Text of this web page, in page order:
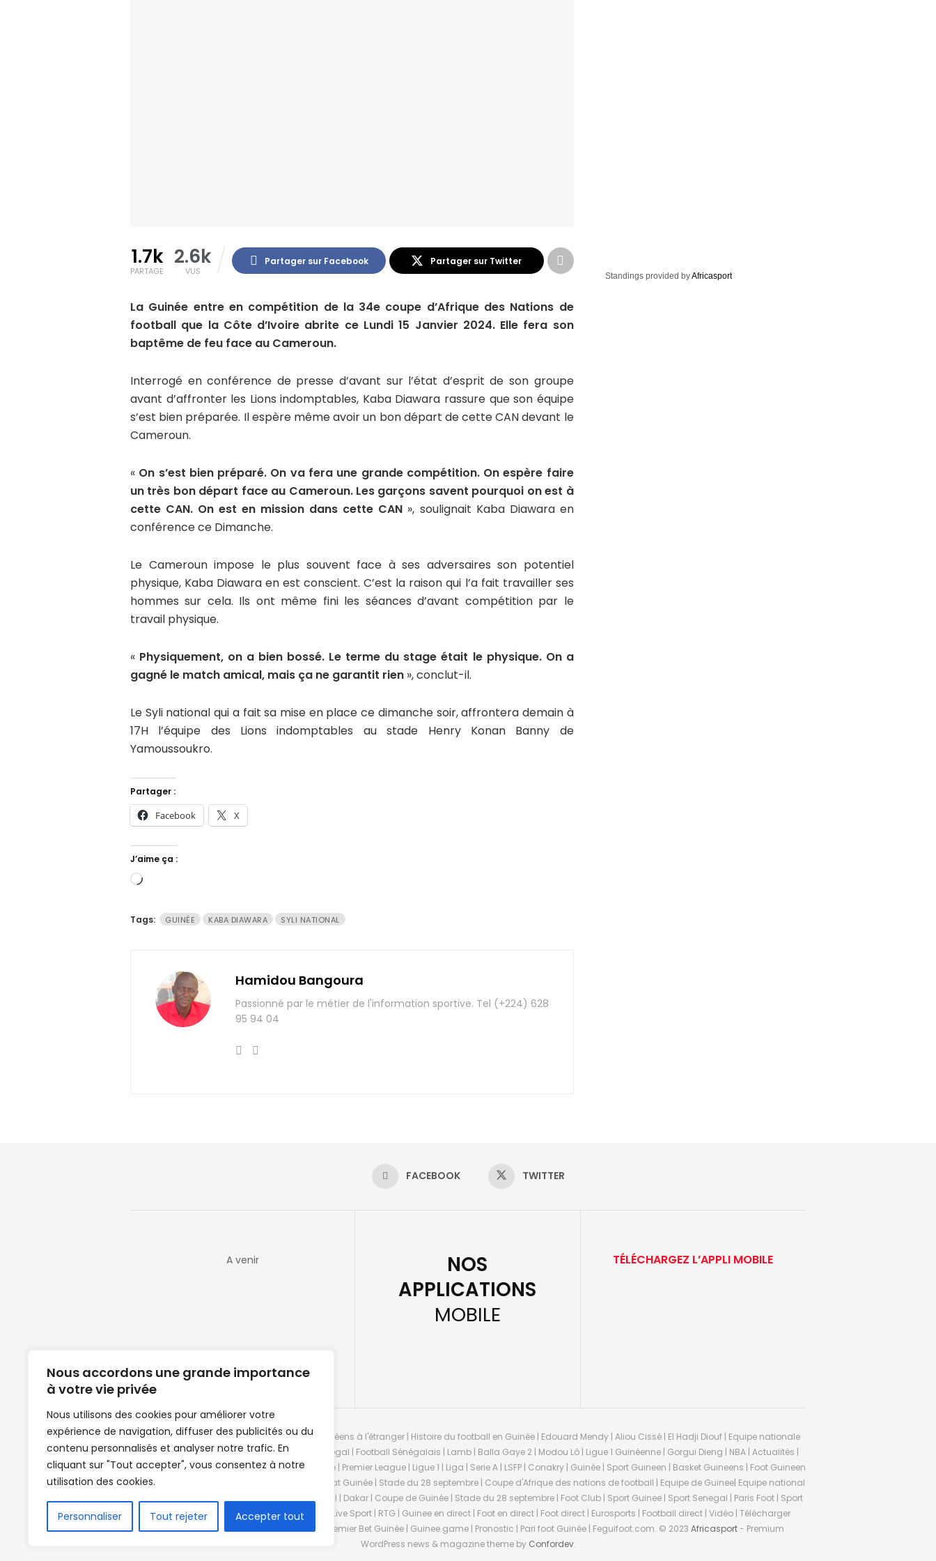
Nous accordons une grande importance
à votre vie privée
Nous utilisons des cookies pour améliorer votre
expérience de navigation, diffuser des publicités ou du
contenu personnalisés et analyser notre trafic. En
cliquant sur "Tout accepter", vous consentez à notre
utilisation des cookies.
Personnaliser Tout rejeter Accepter tout
1.7k
PARTAGE
2.6k
VUS
Partager sur Facebook Partager sur Twitter
La Guinée entre en compétition de la 34e coupe d’Afrique des Nations de
football que la Côte d’Ivoire abrite ce Lundi 15 Janvier 2024. Elle fera son
baptême de feu face au Cameroun.
Interrogé en conférence de presse d’avant sur l’état d’esprit de son groupe
avant d’affronter les Lions indomptables, Kaba Diawara rassure que son équipe
s’est bien préparée. Il espère même avoir un bon départ de cette CAN devant le
Cameroun.
« On s’est bien préparé. On va fera une grande compétition. On espère faire
un très bon départ face au Cameroun. Les garçons savent pourquoi on est à
cette CAN. On est en mission dans cette CAN », soulignait Kaba Diawara en
conférence ce Dimanche.
Le Cameroun impose le plus souvent face à ses adversaires son potentiel
physique, Kaba Diawara en est conscient. C’est la raison qui l’a fait travailler ses
hommes sur cela. Ils ont même fini les séances d’avant compétition par le
travail physique.
« Physiquement, on a bien bossé. Le terme du stage était le physique. On a
gagné le match amical, mais ça ne garantit rien », conclut-il.
Le Syli national qui a fait sa mise en place ce dimanche soir, affrontera demain à
17H l’équipe des Lions indomptables au stade Henry Konan Banny de
Yamoussoukro.
Partager :
Facebook X
J’aime ça :
Chargement…
Tags: GUINÉE KABA DIAWARA SYLI NATIONAL
Hamidou Bangoura
Passionné par le métier de l'information sportive. Tel (+224) 628
95 94 04
Standings provided byAfricasport
FACEBOOK TWITTER
A venir
NOS
APPLICATIONS
MOBILE
TÉLÉCHARGEZ L’APPLI MOBILE
Clubs de football en Guinée | Footballeurs guinéens à l'étranger | Histoire du football en Guinée | Edouard Mendy | Aliou Cissé | El Hadji Diouf | Equipe nationale
de Guinée de football | Mercato | Lions du Sénégal | Football Sénégalais | Lamb | Balla Gaye 2 | Modou Lô | Ligue 1 Guinéenne | Gorgui Dieng | NBA | Actualités |
News | Match en direct | But | Actualité au Guinée | Premier League | Ligue 1 | Liga | Serie A | LSFP | Conakry | Guinée | Sport Guineen | Basket Guineens | Foot Guineen
| Handball Guinee | Match Guinee | Championnat Guinée | Stade du 28 septembre | Coupe d'Afrique des nations de football | Equipe de Guinee| Equipe national
de Guinée | Senegal Equipe | Guinée | Le Senegal | Dakar | Coupe de Guinée | Stade du 28 septembre | Foot Club | Sport Guinee | Sport Senegal | Paris Foot | Sport
en direct | Boxe | Sénégal Dakar | La Guinée | Live Sport | RTG | Guinee en direct | Foot en direct | Foot direct | Eurosports | Football direct | Vidéo | Télécharger
Africasport | Clubs de football guinéens | Premier Bet Guinée | Guinee game | Pronostic | Pari foot Guinée | Feguifoot.com. © 2023 Africasport- Premium
WordPress news & magazine theme by Confordev.